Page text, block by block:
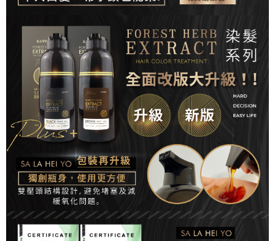
３．未成年的使用者請事先徵得法定代理人或監護人之同意方可使用
任。
４．使用「AFTEE先享後付」時，將依據個別帳號之用戶狀況，依本公司即
時審查核予不同之上限額度；若仍有額度不足之情形，本公司將視審查結果
請求用戶進行身份認證。
５．嚴禁一人註冊多個帳號或使用他人資訊註冊。若發現惡意使用之情形，
恩沛科技股份有限公司將有權停止該用戶之使用額度並採取法律行動。